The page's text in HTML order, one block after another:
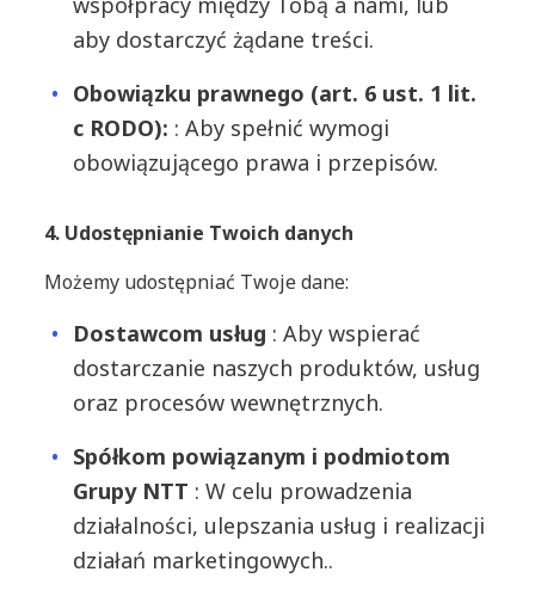
aby dostarczyć żądane treści.
Obowiązku prawnego (art. 6 ust. 1 lit.
c RODO): : Aby spełnić wymogi
obowiązującego prawa i przepisów.
4. Udostępnianie Twoich danych
Możemy udostępniać Twoje dane:
Dostawcom usług : Aby wspierać
dostarczanie naszych produktów, usług
oraz procesów wewnętrznych.
Spółkom powiązanym i podmiotom
Grupy NTT : W celu prowadzenia
działalności, ulepszania usług i realizacji
działań marketingowych..